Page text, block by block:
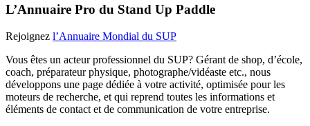
L’Annuaire Pro du Stand Up Paddle
Rejoignez l’Annuaire Mondial du SUP
Vous êtes un acteur professionnel du SUP? Gérant de shop, d’école,
coach, préparateur physique, photographe/vidéaste etc., nous
développons une page dédiée à votre activité, optimisée pour les
moteurs de recherche, et qui reprend toutes les informations et
éléments de contact et de communication de votre entreprise.